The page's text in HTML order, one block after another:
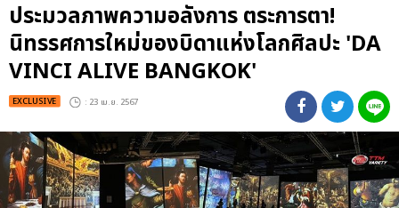
ประมวลภาพความอลังการ ตระการตา!
นิทรรศการใหม่ของบิดาแห่งโลกศิลปะ 'DA
VINCI ALIVE BANGKOK'
EXCLUSIVE : 23 เม.ย. 2567